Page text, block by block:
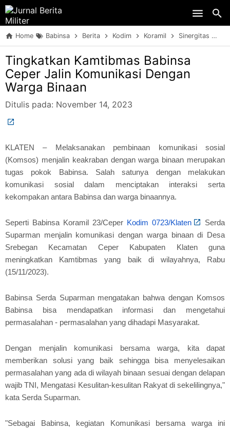
Home Babinsa Berita Kodim Koramil Sinergitas
Tingkatkan Kamtibmas Babinsa
Ceper Jalin Komunikasi Dengan
Warga Binaan
Ditulis pada: November 14, 2023
KLATEN – Melaksanakan pembinaan komunikasi sosial
(Komsos) menjalin keakraban dengan warga binaan merupakan
tugas pokok Babinsa. Salah satunya dengan melakukan
komunikasi sosial dalam menciptakan interaksi serta
kekompakan antara Babinsa dan warga binaannya.
Seperti Babinsa Koramil 23/Ceper Kodim 0723/Klaten
Serda
Suparman menjalin komunikasi dengan warga binaan di Desa
Srebegan Kecamatan Ceper Kabupaten Klaten guna
meningkatkan Kamtibmas yang baik di wilayahnya, Rabu
(15/11/2023).
Babinsa Serda Suparman mengatakan bahwa dengan Komsos
Babinsa bisa mendapatkan informasi dan mengetahui
permasalahan - permasalahan yang dihadapi Masyarakat.
Dengan menjalin komunikasi bersama warga, kita dapat
memberikan solusi yang baik sehingga bisa menyelesaikan
permasalahan yang ada di wilayah binaan sesuai dengan delapan
wajib TNI, Mengatasi Kesulitan-kesulitan Rakyat di sekelilingnya,"
kata Serda Suparman.
"Sebagai Babinsa, kegiatan Komunikasi bersama warga ini